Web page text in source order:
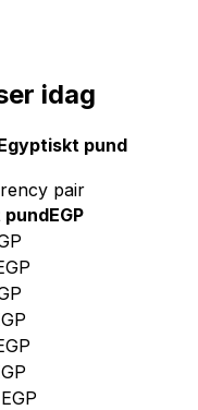
idag
pund
pair
pundEGP
EGP